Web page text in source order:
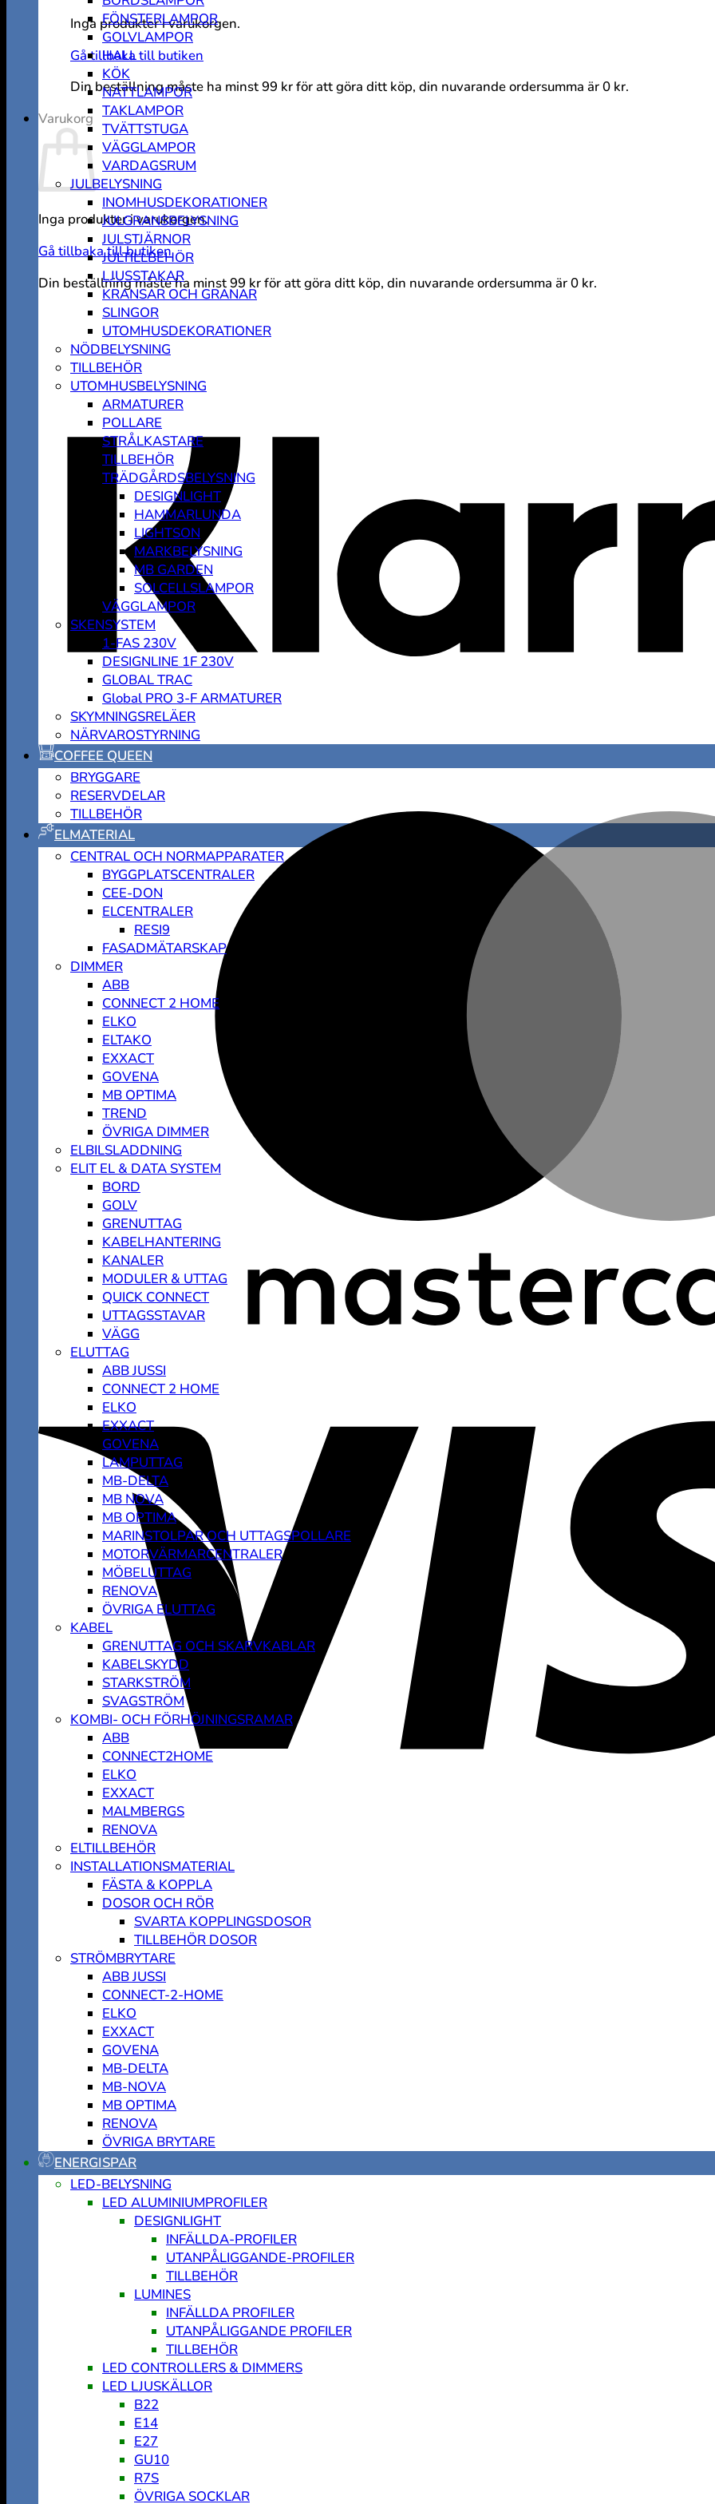
Inga produkter i varukorgen.
Gå tillbaka till butiken
Din beställning måste ha minst99 krför att göra ditt köp, din nuvarande ordersumma är0 kr.
Varukorg
Inga produkter i varukorgen.
Gå tillbaka till butiken
Din beställning måste ha minst99 krför att göra ditt köp, din nuvarande ordersumma är0 kr.
FÖNSTERLAMPOR
GOLVLAMPOR
HALL
KÖK
NATTLAMPOR
TAKLAMPOR
TVÄTTSTUGA
VÄGGLAMPOR
VARDAGSRUM
JULBELYSNING
INOMHUSDEKORATIONER
JULGRANSBELYSNING
JULSTJÄRNOR
JULTILLBEHÖR
LJUSSTAKAR
KRANSAR OCH GRANAR
SLINGOR
UTOMHUSDEKORATIONER
NÖDBELYSNING
TILLBEHÖR
UTOMHUSBELYSNING
ARMATURER
POLLARE
STRÅLKASTARE
TILLBEHÖR
TRÄDGÅRDSBELYSNING
DESIGNLIGHT
HAMMARLUNDA
LIGHTSON
MARKBELYSNING
MB GARDEN
SOLCELLSLAMPOR
VÄGGLAMPOR
SKENSYSTEM
1-FAS 230V
DESIGNLINE 1F 230V
GLOBAL TRAC
Global PRO 3-F ARMATURER
SKYMNINGSRELÄER
NÄRVAROSTYRNING
COFFEE QUEEN
BRYGGARE
RESERVDELAR
TILLBEHÖR
ELMATERIAL
CENTRAL OCH NORMAPPARATER
BYGGPLATSCENTRALER
CEE-DON
ELCENTRALER
RESI9
FASADMÄTARSKAP
DIMMER
ABB
CONNECT 2 HOME
ELKO
ELTAKO
EXXACT
GOVENA
MB OPTIMA
TREND
ÖVRIGA DIMMER
ELBILSLADDNING
ELIT EL & DATA SYSTEM
BORD
GOLV
GRENUTTAG
KABELHANTERING
KANALER
MODULER & UTTAG
QUICK CONNECT
UTTAGSSTAVAR
VÄGG
ELUTTAG
ABB JUSSI
CONNECT 2 HOME
ELKO
EXXACT
GOVENA
LAMPUTTAG
MB-DELTA
MB NOVA
MB OPTIMA
MARINSTOLPAR OCH UTTAGSPOLLARE
MOTORVÄRMARCENTRALER
MÖBELUTTAG
RENOVA
ÖVRIGA ELUTTAG
KABEL
GRENUTTAG OCH SKARVKABLAR
KABELSKYDD
STARKSTRÖM
SVAGSTRÖM
KOMBI- OCH FÖRHÖJNINGSRAMAR
ABB
CONNECT2HOME
ELKO
EXXACT
MALMBERGS
RENOVA
ELTILLBEHÖR
INSTALLATIONSMATERIAL
FÄSTA & KOPPLA
DOSOR OCH RÖR
SVARTA KOPPLINGSDOSOR
TILLBEHÖR DOSOR
STRÖMBRYTARE
ABB JUSSI
CONNECT-2-HOME
ELKO
EXXACT
GOVENA
MB-DELTA
MB-NOVA
MB OPTIMA
RENOVA
ÖVRIGA BRYTARE
ENERGISPAR
LED-BELYSNING
LED ALUMINIUMPROFILER
DESIGNLIGHT
INFÄLLDA-PROFILER
UTANPÅLIGGANDE-PROFILER
TILLBEHÖR
LUMINES
INFÄLLDA PROFILER
UTANPÅLIGGANDE PROFILER
TILLBEHÖR
LED CONTROLLERS & DIMMERS
LED LJUSKÄLLOR
B22
E14
E27
GU10
R7S
ÖVRIGA SOCKLAR